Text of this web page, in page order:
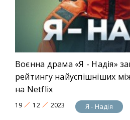
: 2023
Країна: Україна
: воєнно-драматичний
Актори: Вероніка Дюпіна,
Мак, Павло Сироткін,
Астахов, Алекс Степаненко,
Воєнна драма «Я - Надія»
рейтингу найуспішніших
на Netflix
19 12 2023 Я - Надія